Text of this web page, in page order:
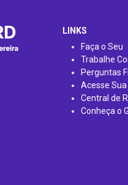
LINKS
Faça o Seu
Trabalhe
Perguntas
Acesse
Central de
Conheça o